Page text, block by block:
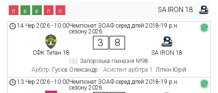
SA IRON 18
п в в п п
Чемпіонат ЗОАФ серед дітей 2018-19 р.н.
сезону 2026
14 Чер 2026 -10:00
СФК Титан 18
3 8
SA IRON 18
Запорізька гімназія №98
Арбітр: Гусєв Олександр Асистент арбітра 1: Літкін Юрій
Чемпіонат ЗОАФ серед дітей 2018-19 р.н.
сезону 2026
13 Чер 2026 -10:00